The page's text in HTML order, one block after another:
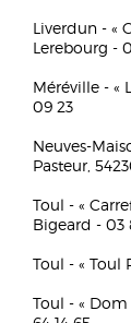
Liverdun - «
Lerebourg -
Méréville - «
09 23
Neuves-
Pasteur,
Toul - «
Bigeard - 03
Toul - « Toul
Toul - « Dom